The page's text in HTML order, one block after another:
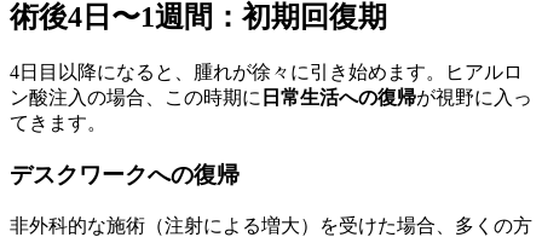
術後4日〜1週間：初期回復期
4日目以降になると、腫れが徐々に引き始めます。ヒアルロ
ン酸注入の場合、この時期に 日常生活への復帰が視野に入っ
てきます。
デスクワークへの復帰
非外科的な施術（注射による増大）を受けた場合、多くの方